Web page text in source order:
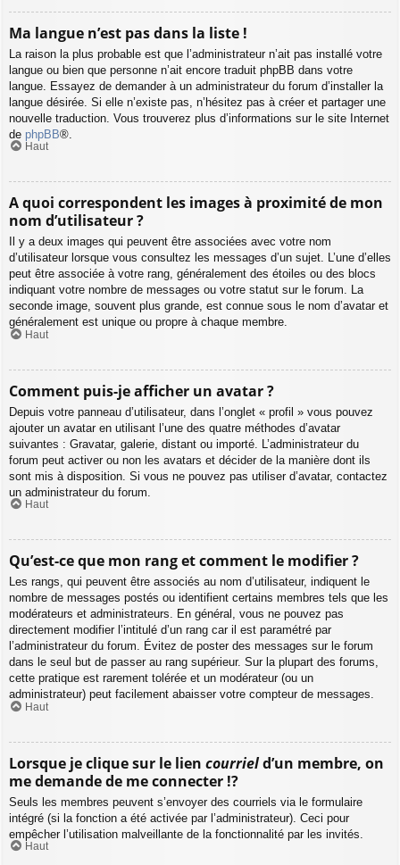
Ma langue n’est pas dans la liste !
La raison la plus probable est que l’administrateur n’ait pas installé votre
langue ou bien que personne n’ait encore traduit phpBB dans votre
langue. Essayez de demander à un administrateur du forum d’installer la
langue désirée. Si elle n’existe pas, n’hésitez pas à créer et partager une
nouvelle traduction. Vous trouverez plus d’informations sur le site Internet
de phpBB®.
Haut
A quoi correspondent les images à proximité de mon
nom d’utilisateur ?
Il y a deux images qui peuvent être associées avec votre nom
d’utilisateur lorsque vous consultez les messages d’un sujet. L’une d’elles
peut être associée à votre rang, généralement des étoiles ou des blocs
indiquant votre nombre de messages ou votre statut sur le forum. La
seconde image, souvent plus grande, est connue sous le nom d’avatar et
généralement est unique ou propre à chaque membre.
Haut
Comment puis-je afficher un avatar ?
Depuis votre panneau d’utilisateur, dans l’onglet « profil » vous pouvez
ajouter un avatar en utilisant l’une des quatre méthodes d’avatar
suivantes : Gravatar, galerie, distant ou importé. L’administrateur du
forum peut activer ou non les avatars et décider de la manière dont ils
sont mis à disposition. Si vous ne pouvez pas utiliser d’avatar, contactez
un administrateur du forum.
Haut
Qu’est-ce que mon rang et comment le modifier ?
Les rangs, qui peuvent être associés au nom d’utilisateur, indiquent le
nombre de messages postés ou identifient certains membres tels que les
modérateurs et administrateurs. En général, vous ne pouvez pas
directement modifier l’intitulé d’un rang car il est paramétré par
l’administrateur du forum. Évitez de poster des messages sur le forum
dans le seul but de passer au rang supérieur. Sur la plupart des forums,
cette pratique est rarement tolérée et un modérateur (ou un
administrateur) peut facilement abaisser votre compteur de messages.
Haut
Lorsque je clique sur le lien courrield’un membre, on
me demande de me connecter !?
Seuls les membres peuvent s’envoyer des courriels via le formulaire
intégré (si la fonction a été activée par l’administrateur). Ceci pour
empêcher l’utilisation malveillante de la fonctionnalité par les invités.
Haut